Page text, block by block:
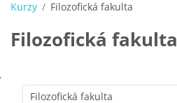
Kurzy Filozofická fakulta
Filozofická fakulta